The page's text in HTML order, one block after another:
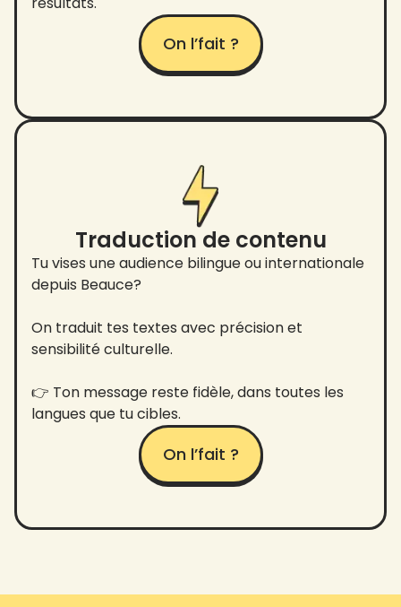
On l’fait ?
Traduction de contenu
Tu vises une audience bilingue ou internationale
depuis Beauce?
On traduit tes textes avec précision et
sensibilité culturelle.
👉 Ton message reste fidèle, dans toutes les
langues que tu cibles.
On l’fait ?